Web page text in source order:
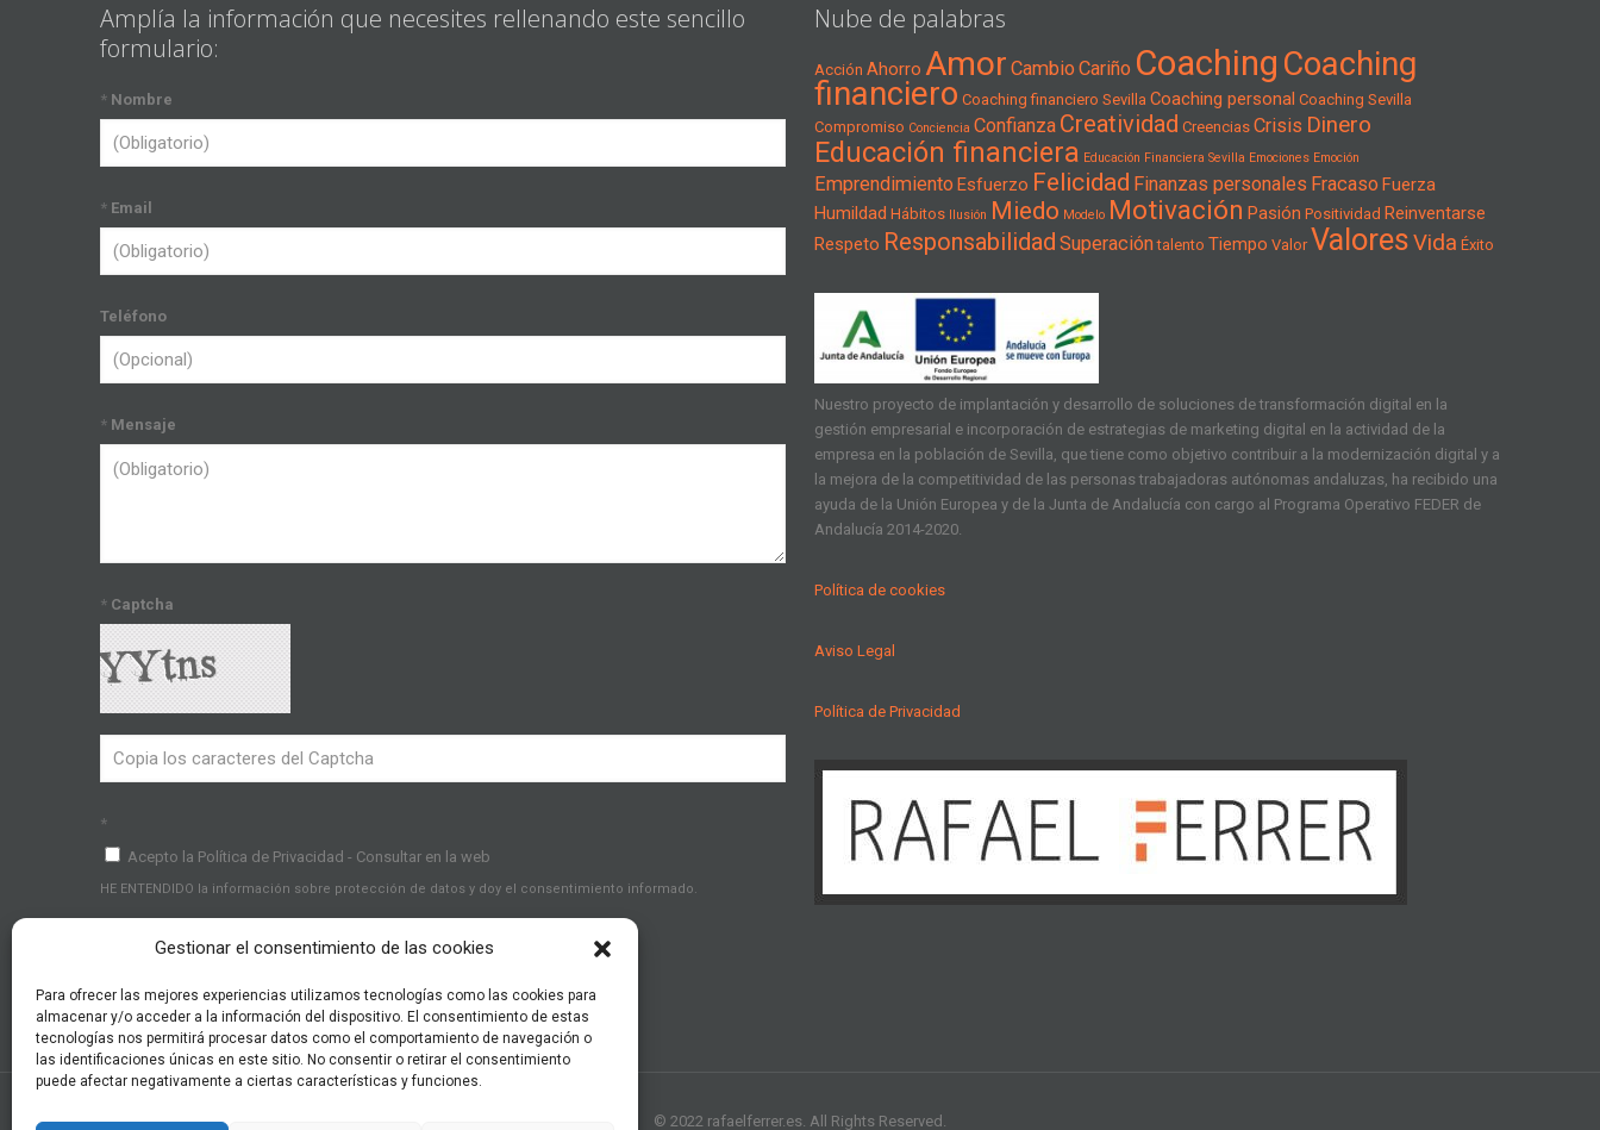
Gestionar el consentimiento de las cookies
Para ofrecer las mejores experiencias utilizamos tecnologías como las cookies para
almacenar y/o acceder a la información del dispositivo. El consentimiento de estas
tecnologías nos permitirá procesar datos como el comportamiento de navegación o
las identificaciones únicas en este sitio. No consentir o retirar el consentimiento
puede afectar negativamente a ciertas características y funciones.
Amplía la información que necesites rellenando este sencillo
formulario:
* Nombre
* Email
Teléfono
* Mensaje
* Captcha
*
Acepto la Política de Privacidad - Consultar en la web
HE ENTENDIDO la información sobre protección de datos y doy el consentimiento informado.
Nube de palabras
Acción Ahorro Amor Cambio Cariño Coaching Coaching
financiero Coaching financiero Sevilla Coaching personal Coaching Sevilla
Compromiso Conciencia Confianza Creatividad Creencias Crisis Dinero
Educación financiera Educación Financiera Sevilla Emociones Emoción
Emprendimiento Esfuerzo Felicidad Finanzas personales Fracaso Fuerza
Humildad Hábitos Ilusión Miedo Modelo Motivación Pasión Positividad Reinventarse
Respeto Responsabilidad Superación talento Tiempo Valor ValoresVida Éxito
Nuestro proyecto de implantación y desarrollo de soluciones de transformación digital en la
gestión empresarial e incorporación de estrategias de marketing digital en la actividad de la
empresa en la población de Sevilla, que tiene como objetivo contribuir a la modernización digital y a
la mejora de la competitividad de las personas trabajadoras autónomas andaluzas, ha recibido una
ayuda de la Unión Europea y de la Junta de Andalucía con cargo al Programa Operativo FEDER de
Andalucía 2014-2020.
Política de cookies
Aviso Legal
Política de Privacidad
© 2022 rafaelferrer.es. All Rights Reserved.